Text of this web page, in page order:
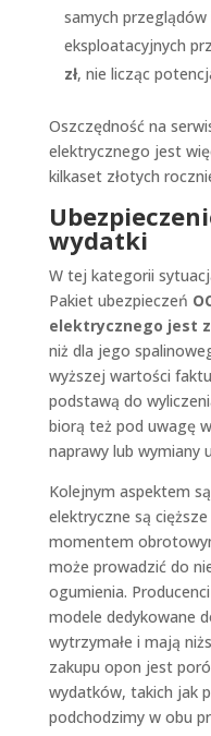
samych
eksploatacyjnych
zł, nie licząc
Oszczędność na
elektrycznego jest
kilkaset złotych
wydatki
W tej kategorii
Pakiet ubezpieczeń
elektrycznego jest
niż dla jego
wyższej wartości
podstawą do
biorą też pod uwagę
naprawy lub wymiany
Kolejnym aspektem są
elektryczne są
momentem
może prowadzić do
ogumienia.
modele dedykowane
wytrzymałe i mają
zakupu opon jest
wydatków, takich jak
podchodzimy w obu